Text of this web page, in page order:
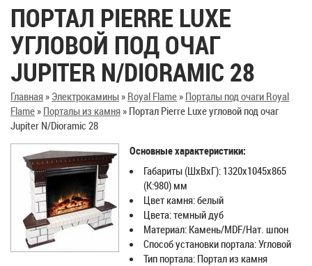
ПОРТАЛ PIERRE LUXE
УГЛОВОЙ ПОД ОЧАГ
JUPITER N/DIORAMIC 28
Главная» Электрокамины» Royal Flame» Порталы под очаги Royal
Flame» Порталы из камня» Портал Pierre Luxe угловой под очаг
Jupiter N/Dioramic 28
Основные характеристики:
Габариты (ШхВхГ): 1320х1045х865
(К:980) мм
Цвет камня: белый
Цвета: темный дуб
Материал: Камень/MDF/Нат. шпон
Способ установки портала: Угловой
Тип портала: Портал из камня